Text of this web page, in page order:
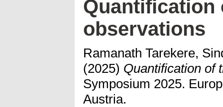
Quantification
observations
Ramanath Tarekere,
(2025) Quantification of
Symposium 2025.
Austria.